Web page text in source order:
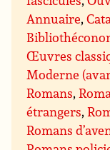
Annuaire,
Œuvres
Moderne
Romans,
étrangers,
Romans